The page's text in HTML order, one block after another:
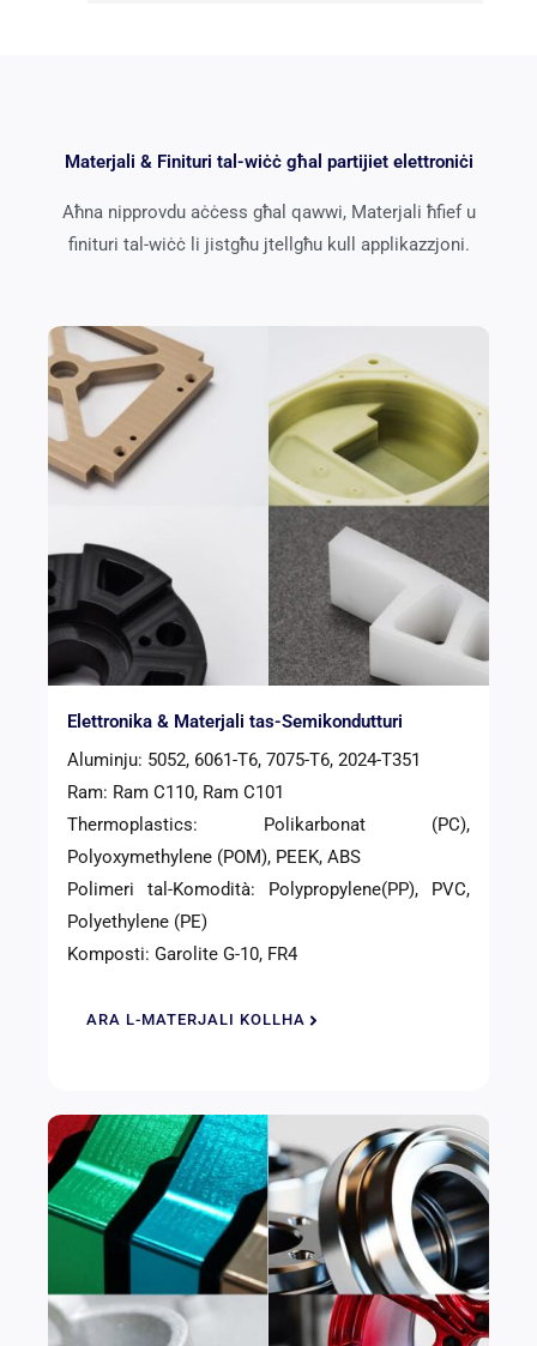
Materjali & Finituri tal-wiċċ għal partijiet elettroniċi
Aħna nipprovdu aċċess għal qawwi, Materjali ħfief u
finituri tal-wiċċ li jistgħu jtellgħu kull applikazzjoni.
Elettronika & Materjali tas-Semikondutturi
Aluminju: 5052, 6061-T6, 7075-T6, 2024-T351
Ram: Ram C110, Ram C101
Thermoplastics: Polikarbonat (PC),
Polyoxymethylene (POM), PEEK, ABS
Polimeri tal-Komodità: Polypropylene(PP), PVC,
Polyethylene (PE)
Komposti: Garolite G-10, FR4
ARA L-MATERJALI KOLLHA